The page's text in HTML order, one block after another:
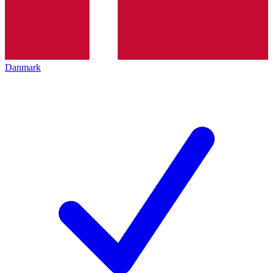
Danmark